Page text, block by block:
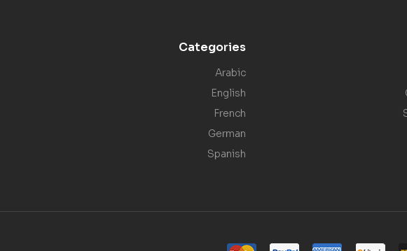
Categories
Arabic
English
French
German
Spanish